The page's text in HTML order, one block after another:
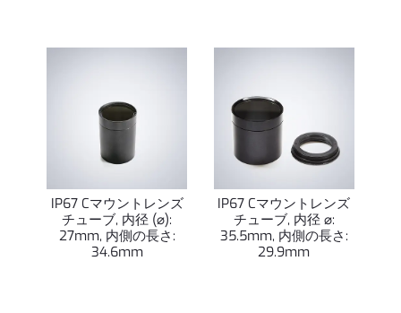
IP67 Cマウントレンズ
チューブ, 内径 (⌀):
27mm, 内側の長さ:
34.6mm
IP67 Cマウントレンズ
チューブ, 内径 ⌀:
35.5mm, 内側の長さ:
29.9mm